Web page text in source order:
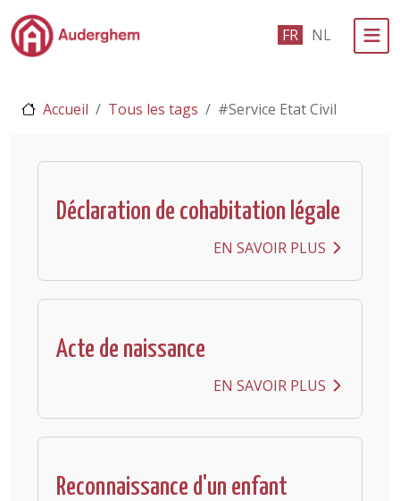
Passer au contenu principal FR NL
eGuichet
Vivre à Auderghem
Accueil Tous les tags #Service Etat Civil
Déclaration de cohabitation légale
EN SAVOIR PLUS
Acte de naissance
EN SAVOIR PLUS
Reconnaissance d'un enfant